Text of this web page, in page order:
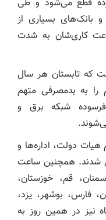
قطع می‌شود و طی
و بانک‌های بسیاری از
کاری‌شان به شدت
که تابستان هر سال
را به بدمصرفی متهم
شبکه برق و
هیات دولت، اداره‌ها و
شدند. همچنین ساعت
بانک‌های ۱۳ استان سمنان، قم، خوزستان،
فارس، بوشهر، یزد،
نیز در همین روز به